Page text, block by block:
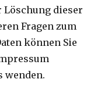
dieser
Fragen zum
können Sie
wenden.